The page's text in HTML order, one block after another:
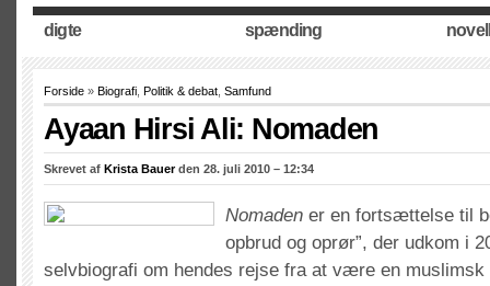
digte spænding
Forside » Biografi Politik & debat Samfund
Ayaan Hirsi Ali: Nomaden
Skrevet af Krista Bauerden 28. juli 2010 – 12:34
Nomaden er en fortsættelse til
opbrud og oprør”, der udkom i
selvbiografi om hendes rejse fra at være en muslimsk